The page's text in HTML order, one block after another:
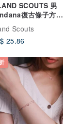
SCOUTS 男
復古條子方巾
進口老機織全棉面
Scouts
25.86